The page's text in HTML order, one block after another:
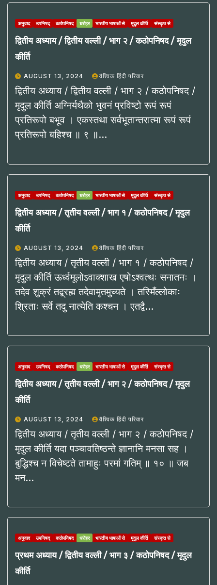
अनुवाद उपनिषद् कठोपनिषद धरोहर भारतीय भाषाओं से मृदुल कीर्ति संस्कृत से
द्वितीय अध्याय / द्वितीय वल्ली / भाग २ / कठोपनिषद / मृदुल
कीर्ति
AUGUST 13, 2024 वैश्विक हिंदी परिवार
द्वितीय अध्याय / द्वितीय वल्ली / भाग २ / कठोपनिषद /
मृदुल कीर्ति अग्निर्यथैको भुवनं प्रविष्टो रूपं रूपं
प्रतिरूपो बभूव । एकस्तथा सर्वभूतान्तरात्मा रूपं रूपं
प्रतिरूपो बहिश्च ॥ ९ ॥…
अनुवाद उपनिषद् कठोपनिषद धरोहर भारतीय भाषाओं से मृदुल कीर्ति संस्कृत से
द्वितीय अध्याय / तृतीय वल्ली / भाग १ / कठोपनिषद / मृदुल
कीर्ति
AUGUST 13, 2024 वैश्विक हिंदी परिवार
द्वितीय अध्याय / तृतीय वल्ली / भाग १ / कठोपनिषद /
मृदुल कीर्ति ऊर्ध्वमूलोऽवाक्शाख एषोऽश्वत्थः सनातनः ।
तदेव शुक्रं तद्ब्रह्म तदेवामृतमुच्यते । तस्मिँल्लोकाः
श्रिताः सर्वे तदु नात्येति कश्चन । एतद्वै…
अनुवाद उपनिषद् कठोपनिषद धरोहर भारतीय भाषाओं से मृदुल कीर्ति संस्कृत से
द्वितीय अध्याय / तृतीय वल्ली / भाग २ / कठोपनिषद / मृदुल
कीर्ति
AUGUST 13, 2024 वैश्विक हिंदी परिवार
द्वितीय अध्याय / तृतीय वल्ली / भाग २ / कठोपनिषद /
मृदुल कीर्ति यदा पञ्चावतिष्ठन्ते ज्ञानानि मनसा सह ।
बुद्धिश्च न विचेष्टते तामाहुः परमां गतिम् ॥ १० ॥ जब
मन…
अनुवाद उपनिषद् कठोपनिषद धरोहर भारतीय भाषाओं से मृदुल कीर्ति संस्कृत से
प्रथम अध्याय / द्वितीय वल्ली / भाग ३ / कठोपनिषद / मृदुल
कीर्ति